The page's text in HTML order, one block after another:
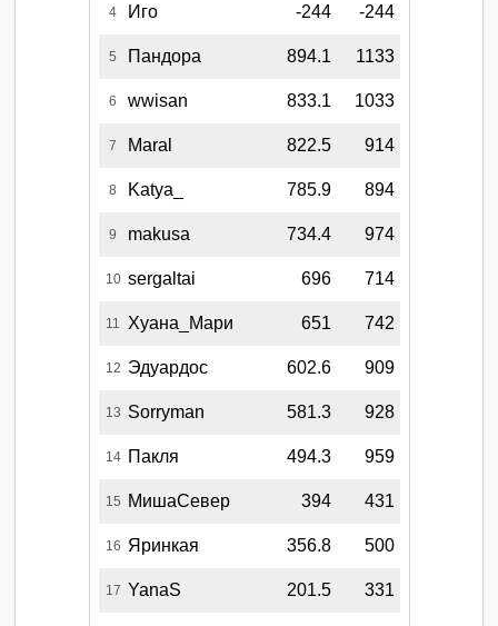
4 Иго -244 -244
5 Пандора 894.1 1133
6 wwisan 833.1 1033
7 Maral 822.5 914
8 Katya_ 785.9 894
9 makusa 734.4 974
10 sergaltai 696 714
11 Хуана_Мари 651 742
12 Эдуардос 602.6 909
13 Sorryman 581.3 928
14 Пакля 494.3 959
15 МишаСевер 394 431
16 Яринкая 356.8 500
17 YanaS 201.5 331